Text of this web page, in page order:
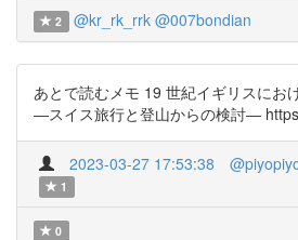
2 @kr_rk_rrk @007bondian
あとで読むメモ 19 世紀イギリスにお
―スイス旅行と登山からの検討―
2023-03-27 17:53:38
1
0